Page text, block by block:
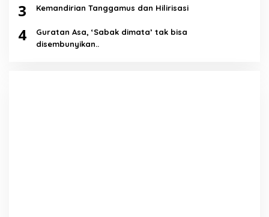
3 Kemandirian Tanggamus dan Hilirisasi
4
Guratan Asa, ‘Sabak dimata’ tak bisa
disembunyikan..